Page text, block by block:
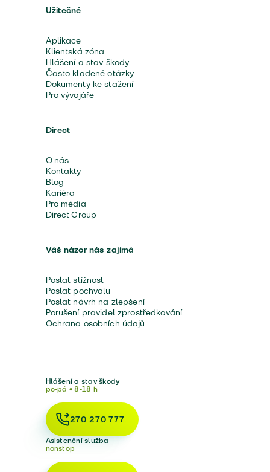
Užitečné
Aplikace
Klientská zóna
Hlášení a stav škody
Často kladené otázky
Dokumenty ke stažení
Pro vývojáře
Direct
O nás
Kontakty
Blog
Kariéra
Pro média
Direct Group
Váš názor nás zajímá
Poslat stížnost
Poslat pochvalu
Poslat návrh na zlepšení
Porušení pravidel zprostředkování
Ochrana osobních údajů
Hlášení a stav škody
po-pá • 8-18 h
270 270 777
Asistenční služba
nonstop